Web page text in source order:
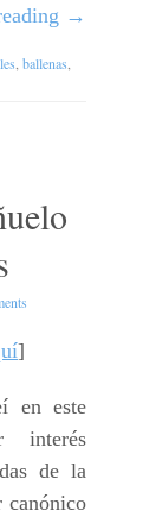
→
ballenas
]
en este
de la
canónico